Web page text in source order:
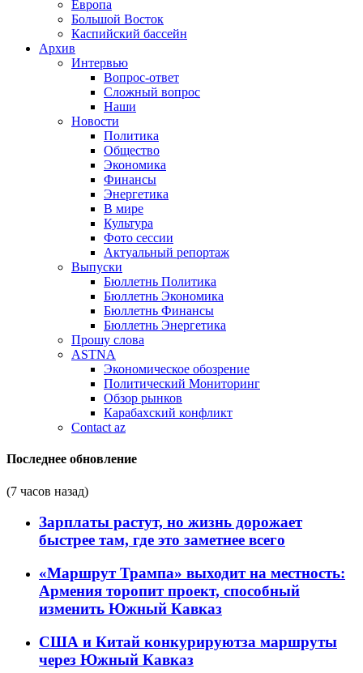
Европа
Большой Восток
Каспийский бассейн
Архив
Интервью
Вопрос-ответ
Сложный вопрос
Наши
Новости
Политика
Общество
Экономика
Финансы
Энергетика
В мире
Культура
Фото сессии
Актуальный репортаж
Выпуски
Бюллетнь Политика
Бюллетнь Экономика
Бюллетнь Финансы
Бюллетнь Энергетика
Прошу слова
ASTNA
Экономическое обозрение
Политический Мониторинг
Обзор рынков
Карабахский конфликт
Contact az
Последнее обновление
(7 часов назад)
Зарплаты растут, но жизнь дорожает
быстрее там, где это заметнее всего
«Маршрут Трампа» выходит на местность:
Армения торопит проект, способный
изменить Южный Кавказ
США и Китай конкурируютза маршруты
через Южный Кавказ